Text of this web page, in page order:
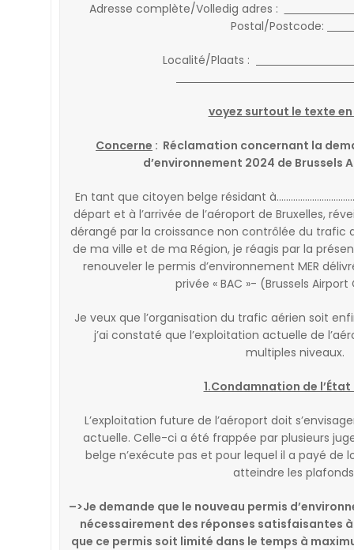
Adresse complète/Volledig adres :
Postal/Postcode:
Localité/Plaats :
voyez surtout le texte
Concerne : Réclamation concernant la
d’environnement 2024 de Brussels
En tant que citoyen belge résidant
départ et à l’arrivée de l’aéroport de Bruxelles,
dérangé par la croissance non contrôlée du trafic
de ma ville et de ma Région, je réagis par la
renouveler le permis d’environnement MER
privée « BAC »- (Brussels
Je veux que l’organisation du trafic aérien soit
j’ai constaté que l’exploitation actuelle de
multiples niveaux.
1.Condamnation de
L’exploitation future de l’aéroport doit
actuelle. Celle-ci a été frappée par plusieurs
belge n’exécute pas et pour lequel il a payé de
atteindre les
–>Je demande que le nouveau permis
nécessairement des réponses satisfaisantes
que ce permis soit limité dans le temps à